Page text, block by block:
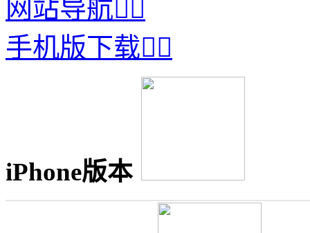
网站导航
手机版下载
iPhone版本